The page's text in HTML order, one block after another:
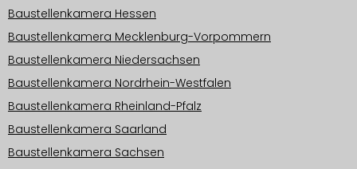
Baustellenkamera Hessen
Baustellenkamera Mecklenburg-Vorpommern
Baustellenkamera Niedersachsen
Baustellenkamera Nordrhein-Westfalen
Baustellenkamera Rheinland-Pfalz
Baustellenkamera Saarland
Baustellenkamera Sachsen